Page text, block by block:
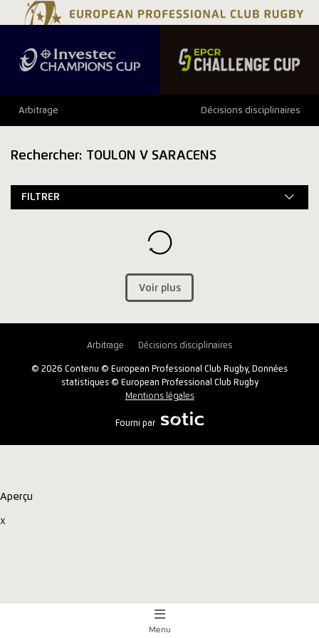
Arbitrage Décisions disciplinaires
Rechercher: TOULON V SARACENS
FILTRER
Voir plus
Arbitrage Décisions disciplinaires
© 2026 Contenu © European Professional Club Rugby, Données
statistiques © European Professional Club Rugby
Mentions légales
Fourni par
Aperçu
x
Menu